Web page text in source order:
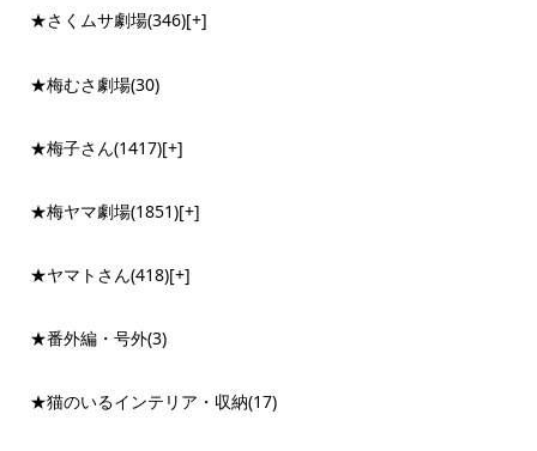
★さくムサ劇場(346)[+]
★梅むさ劇場(30)
★梅子さん(1417)[+]
★梅ヤマ劇場(1851)[+]
★ヤマトさん(418)[+]
★番外編・号外(3)
★猫のいるインテリア・収納(17)